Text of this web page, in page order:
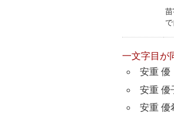
一文字目が
安重 優
安重 優
安重 優